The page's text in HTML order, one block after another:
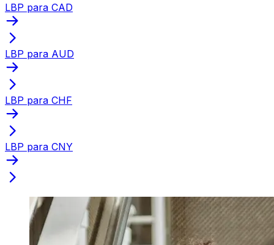
LBP para CAD
LBP para AUD
LBP para CHF
LBP para CNY